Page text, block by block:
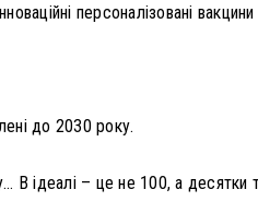
персоналізовані
до 2030 року.
В ідеалі – це не 100, а десятки